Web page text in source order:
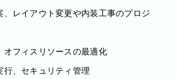
、レイアウト変更や内装工事のプロジ
オフィスリソースの最適化
、セキュリティ管理